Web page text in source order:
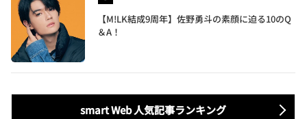
【M!LK結成9周年】佐野勇斗の素顔に迫る10のQ
＆A！
smart Web 人気記事ランキング